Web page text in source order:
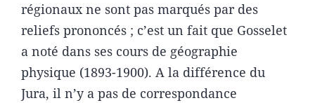
régionaux ne sont pas marqués par des
reliefs prononcés ; c’est un fait que Gosselet
a noté dans ses cours de géographie
physique (1893-1900). A la différence du
Jura, il n’y a pas de correspondance